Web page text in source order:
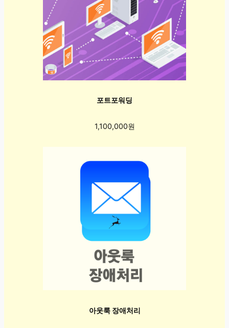
포트포워딩
1,100,000원
아웃룩 장애처리